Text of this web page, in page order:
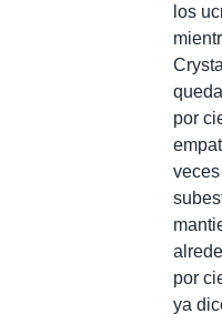
los
por
por
ya